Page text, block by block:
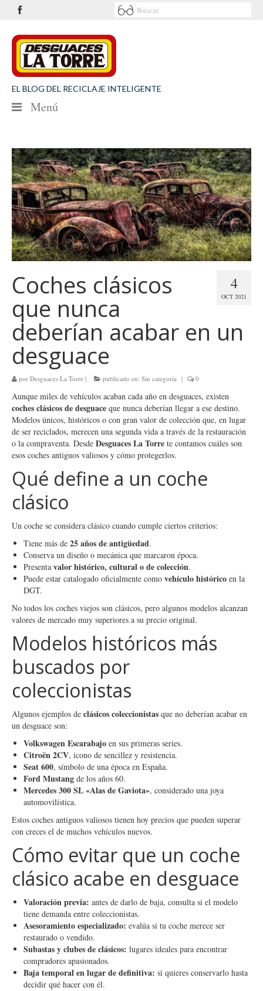
EL BLOG DEL RECICLAJE INTELIGENTE
Menú
SEGURIDAD VIAL
MEDIO AMBIENTE
PATROCINIOS
CONTACTO
Desguaces La Torre
4
OCT 2021
Coches clásicos
que nunca
deberían acabar en un
desguace
por Desguaces La Torre | publicado en: Sin categoría | 0
Aunque miles de vehículos acaban cada año en desguaces, existen
coches clásicos de desguace que nunca deberían llegar a ese destino.
Modelos únicos, históricos o con gran valor de colección que, en lugar
de ser reciclados, merecen una segunda vida a través de la restauración
o la compraventa. Desde Desguaces La Torre te contamos cuáles son
esos coches antiguos valiosos y cómo protegerlos.
Qué define a un coche
clásico
Un coche se considera clásico cuando cumple ciertos criterios:
Tiene más de 25 años de antigüedad.
Conserva un diseño o mecánica que marcaron época.
Presenta valor histórico, cultural o de colección.
Puede estar catalogado oficialmente como vehículo histórico en la
DGT.
No todos los coches viejos son clásicos, pero algunos modelos alcanzan
valores de mercado muy superiores a su precio original.
Modelos históricos más
buscados por
coleccionistas
Algunos ejemplos de clásicos coleccionistas que no deberían acabar en
un desguace son:
Volkswagen Escarabajo en sus primeras series.
Citroën 2CV, icono de sencillez y resistencia.
Seat 600, símbolo de una época en España.
Ford Mustang de los años 60.
Mercedes 300 SL «Alas de Gaviota», considerado una joya
automovilística.
Estos coches antiguos valiosos tienen hoy precios que pueden superar
con creces el de muchos vehículos nuevos.
Cómo evitar que un coche
clásico acabe en desguace
Valoración previa: antes de darlo de baja, consulta si el modelo
tiene demanda entre coleccionistas.
Asesoramiento especializado: evalúa si tu coche merece ser
restaurado o vendido.
Subastas y clubes de clásicos: lugares ideales para encontrar
compradores apasionados.
Baja temporal en lugar de definitiva: si quieres conservarlo hasta
decidir qué hacer con él.